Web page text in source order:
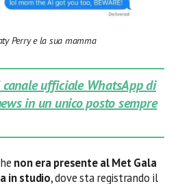
Perry e la sua mamma
ufficiale WhatsApp di
in un unico posto sempre
non era presente al Met Gala
in studio, dove sta registrando il